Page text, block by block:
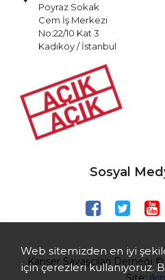
Poyraz Sokak
Cem İş Merkezi
No:22/10 Kat 3
Kadıköy / İstanbul
Sosyal
Kanser Savaşçıları Derneği ©
Web sitemizden en iyi
için çerezleri kullanıyoruz.